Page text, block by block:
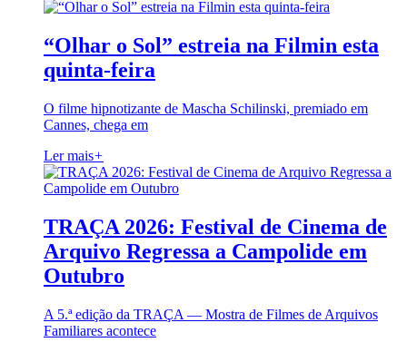
“Olhar o Sol” estreia na Filmin esta
quinta-feira
O filme hipnotizante de Mascha Schilinski, premiado em
Cannes, chega em
Ler mais+
TRAÇA 2026: Festival de Cinema de
Arquivo Regressa a Campolide em
Outubro
A 5.ª edição da TRAÇA — Mostra de Filmes de Arquivos
Familiares acontece